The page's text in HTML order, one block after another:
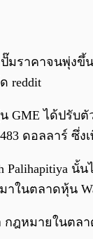
ราคาจนพุ่งขึ้น
reddit
GME ได้ปรับ
ดอลลาร์ ซึ่งเ
Palihapitiya
ในตลาดหุ้น
กฎหมายในตล